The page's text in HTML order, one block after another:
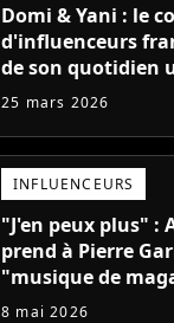
Domi & Yani : le
d'influenceurs
de son quotidien
digital
25 mars 2026
INFLUENCEURS
"J'en peux plus" :
prend à Pierre
"musique de
fringues"
8 mai 2026